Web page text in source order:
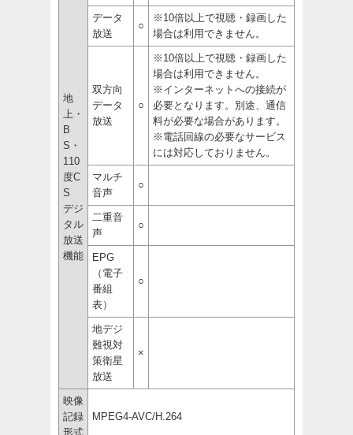
地
上・
B
S・
110
度C
S
デジ
タル
放送
機能
データ
放送
○
※10倍以上で視聴・録画した
場合は利用できません。
双方向
データ
放送
○
※10倍以上で視聴・録画した
場合は利用できません。
※インターネットへの接続が
必要となります。別途、通信
料が必要な場合があります。
※電話回線の必要なサービス
には対応しておりません。
マルチ
音声
○
二重音
声
○
EPG
（電子
番組
表）
○
地デジ
難視対
策衛星
放送
×
映像
記録
形式
MPEG4-AVC/H.264